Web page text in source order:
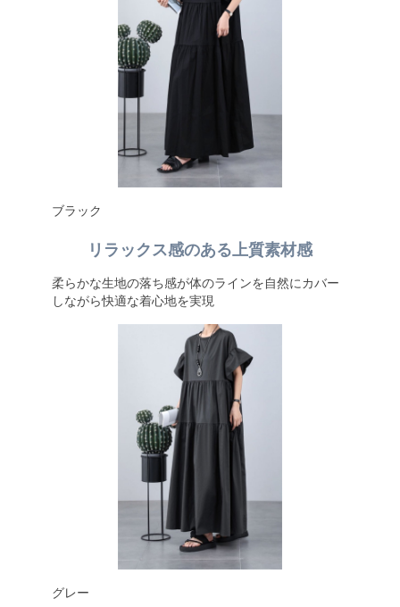
ブラック
リラックス感のある上質素材感
柔らかな生地の落ち感が体のラインを自然にカバー
しながら快適な着心地を実現
グレー